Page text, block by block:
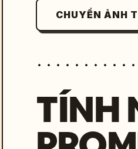
CHUYỂN ẢNH
TÍNH